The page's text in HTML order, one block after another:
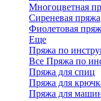
Многоцветная
Сиреневая пряжа
Фиолетовая
Еще
Пряжа по
Все Пряжа по
Пряжа для спиц
Пряжа для
Пряжа для